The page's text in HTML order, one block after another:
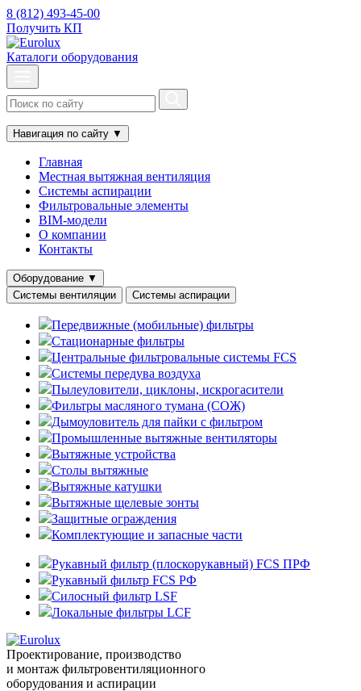
8 (812) 493-45-00
Получить КП
Каталоги оборудования
Навигация по сайту ▼
Главная
Местная вытяжная вентиляция
Системы аспирации
Фильтровальные элементы
BIM-модели
О компании
Контакты
Оборудование ▼
Системы вентиляции
Системы аспирации
Передвижные (мобильные) фильтры
Стационарные фильтры
Центральные фильтровальные системы FCS
Системы передува воздуха
Пылеуловители, циклоны, искрогасители
Фильтры масляного тумана (СОЖ)
Дымоуловитель для пайки с фильтром
Промышленные вытяжные вентиляторы
Вытяжные устройства
Столы вытяжные
Вытяжные катушки
Вытяжные щелевые зонты
Защитные ограждения
Комплектующие и запасные части
Рукавный фильтр (плоскорукавный) FCS ПРФ
Рукавный фильтр FCS РФ
Силосный фильтр LSF
Локальные фильтры LCF
Проектирование, производство
и монтаж фильтровентиляционного
оборудования и аспирации